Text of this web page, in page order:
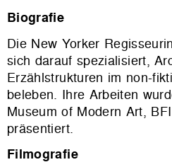
Biografie
Die New Yorker Regisseurin
sich darauf spezialisiert,
Erzählstrukturen im non-
beleben. Ihre Arbeiten
Museum of Modern Art,
präsentiert.
Filmografie